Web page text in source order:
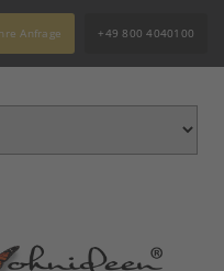
Anfrage +49 800 4040100